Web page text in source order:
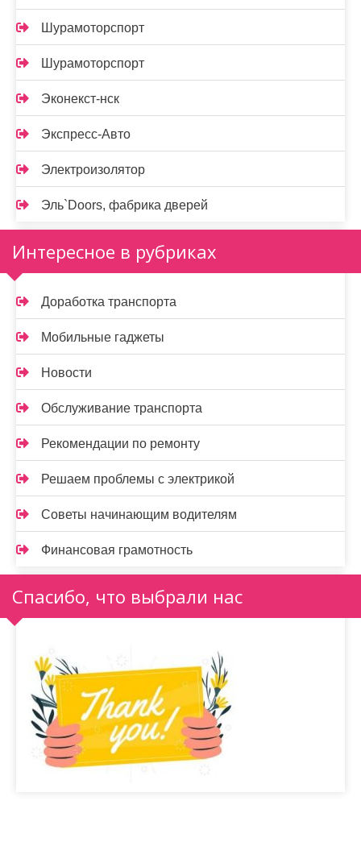
Шурамоторспорт
Шурамоторспорт
Эконекст-нск
Экспресс-Авто
Электроизолятор
Эль`Doors, фабрика дверей
Интересное в рубриках
Доработка транспорта
Мобильные гаджеты
Новости
Обслуживание транспорта
Рекомендации по ремонту
Решаем проблемы с электрикой
Советы начинающим водителям
Финансовая грамотность
Спасибо, что выбрали нас